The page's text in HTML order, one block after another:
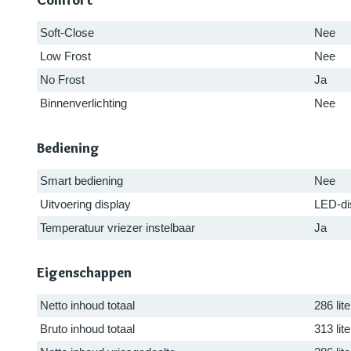
Soft-Close
Nee
Low Frost
Nee
No Frost
Ja
Binnenverlichting
Nee
Bediening
Smart bediening
Nee
Uitvoering display
LED-
Temperatuur vriezer instelbaar
Ja
Eigenschappen
Netto inhoud totaal
286
Bruto inhoud totaal
313